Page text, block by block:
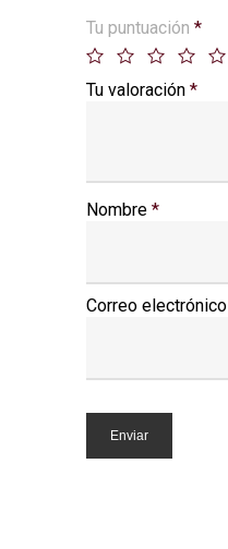
Tu puntuación *
Tu valoración *
Nombre *
Correo electrónico